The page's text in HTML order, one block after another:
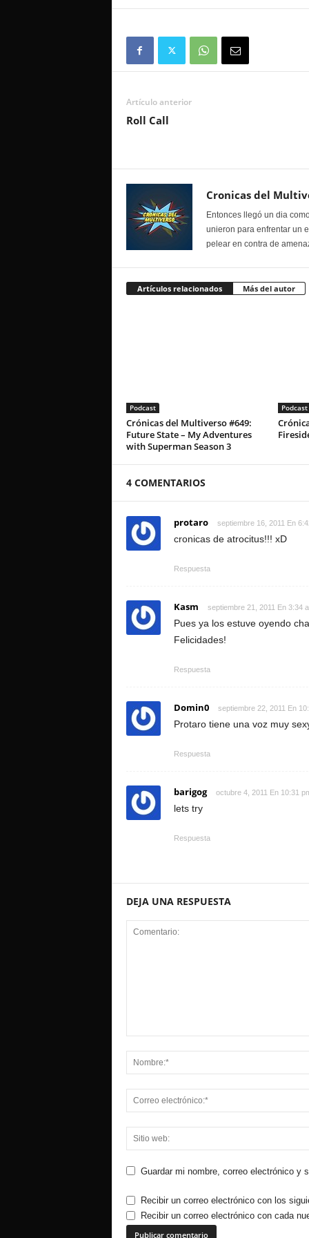
Artículo anterior
Roll Call
Cronicas del
Entonces llegó un dia
unieron para enfrentar un
pelear en contra de
Artículos relacionados Más del autor
Podcast
Crónicas del Multiverso #649:
Future State – My Adventures
with Superman Season 3
Podcast
4 COMENTARIOS
protaro septiembre 16, 2011 En
cronicas de atrocitus!!! xD
Respuesta
Kasm septiembre 21, 2011 En 3:34
Pues ya los estuve oyendo
Felicidades!
Respuesta
Domin0 septiembre 22, 2011 En
Protaro tiene una voz muy
Respuesta
barigog octubre 4, 2011 En 10:31
lets try
Respuesta
DEJA UNA RESPUESTA
Guardar mi nombre, correo electrónico y
Recibir un correo electrónico con los
Recibir un correo electrónico con cada